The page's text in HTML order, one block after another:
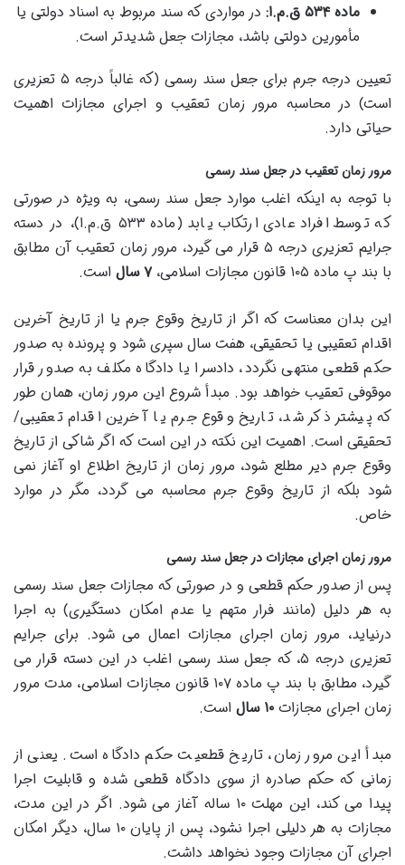
ماده ۵۳۴ ق.م.ا:
در مواردی که سند مربوط به اسناد دولتی یا
مأمورین دولتی باشد، مجازات جعل شدیدتر است.
تعیین درجه جرم برای جعل سند رسمی (که غالباً درجه ۵ تعزیری
است) در محاسبه مرور زمان تعقیب و اجرای مجازات اهمیت
حیاتی دارد.
مرور زمان تعقیب در جعل سند رسمی
با توجه به اینکه اغلب موارد جعل سند رسمی، به ویژه در صورتی
که توسط افراد عادی ارتکاب یابد (ماده ۵۳۳ ق.م.ا)، در دسته
جرایم تعزیری درجه ۵ قرار می گیرد، مرور زمان تعقیب آن مطابق
با بند پ ماده ۱۰۵ قانون مجازات اسلامی،
۷ سال است.
این بدان معناست که اگر از تاریخ وقوع جرم یا از تاریخ آخرین
اقدام تعقیبی یا تحقیقی، هفت سال سپری شود و پرونده به صدور
حکم قطعی منتهی نگردد، دادسرا یا دادگاه مکلف به صدور قرار
موقوفی تعقیب خواهد بود. مبدأ شروع این مرور زمان، همان طور
که پیشتر ذکر شد، تاریخ وقوع جرم یا آخرین اقدام تعقیبی/
تحقیقی است. اهمیت این نکته در این است که اگر شاکی از تاریخ
وقوع جرم دیر مطلع شود، مرور زمان از تاریخ اطلاع او آغاز نمی
شود بلکه از تاریخ وقوع جرم محاسبه می گردد، مگر در موارد
خاص.
مرور زمان اجرای مجازات در جعل سند رسمی
پس از صدور حکم قطعی و در صورتی که مجازات جعل سند رسمی
به هر دلیل (مانند فرار متهم یا عدم امکان دستگیری) به اجرا
درنیاید، مرور زمان اجرای مجازات اعمال می شود. برای جرایم
تعزیری درجه ۵، که جعل سند رسمی اغلب در این دسته قرار می
گیرد، مطابق با بند پ ماده ۱۰۷ قانون مجازات اسلامی، مدت مرور
زمان اجرای مجازات ۱۰ سال است.
مبدأ این مرور زمان، تاریخ قطعیت حکم دادگاه است. یعنی از
زمانی که حکم صادره از سوی دادگاه قطعی شده و قابلیت اجرا
پیدا می کند، این مهلت ۱۰ ساله آغاز می شود. اگر در این مدت،
مجازات به هر دلیلی اجرا نشود، پس از پایان ۱۰ سال، دیگر امکان
اجرای آن مجازات وجود نخواهد داشت.